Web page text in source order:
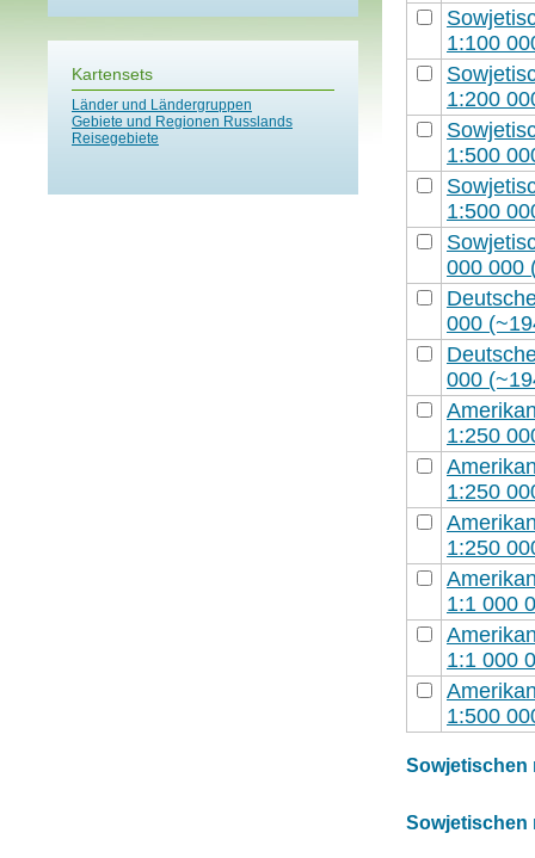
Kartensets
Länder und Ländergruppen
Gebiete und Regionen Russlands
Reisegebiete
1:100
1:200
1:500
1:500
000 000
000
000
1:250
1:250
1:250
1:1 000
1:1 000
1:500
Sowjetischen
Sowjetischen